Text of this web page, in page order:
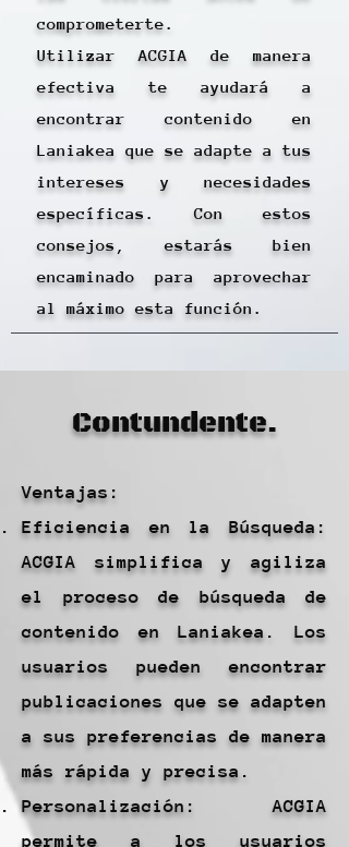
comprometerte.
Utilizar ACGIA de manera
efectiva te ayudará a
encontrar contenido en
Laniakea que se adapte a tus
intereses y necesidades
específicas. Con estos
consejos, estarás bien
encaminado para aprovechar
al máximo esta función.
Contundente.
Ventajas:
Eficiencia en la Búsqueda:
ACGIA simplifica y agiliza
el proceso de búsqueda de
contenido en Laniakea. Los
usuarios pueden encontrar
publicaciones que se adapten
a sus preferencias de manera
más rápida y precisa.
Personalización: ACGIA
permite a los usuarios